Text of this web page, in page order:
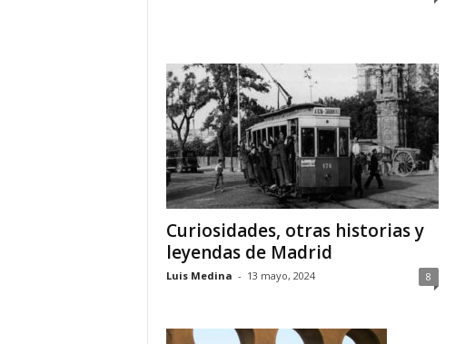
Curiosidades, otras historias y
leyendas de Madrid
Luis Medina - 13 mayo, 2024 8